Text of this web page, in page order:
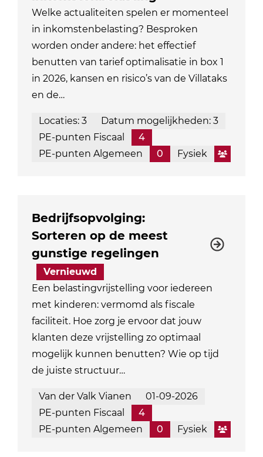
Welke actualiteiten spelen er momenteel
in inkomstenbelasting? Besproken
worden onder andere: het effectief
benutten van tarief optimalisatie in box 1
in 2026, kansen en risico’s van de Villataks
en de…
Locaties: 3
Datum mogelijkheden: 3
PE-punten Fiscaal
4
PE-punten Algemeen
0 Fysiek
Bedrijfsopvolging:
Sorteren op de meest
gunstige regelingen
Vernieuwd
Een belastingvrijstelling voor iedereen
met kinderen: vermomd als fiscale
faciliteit. Hoe zorg je ervoor dat jouw
klanten deze vrijstelling zo optimaal
mogelijk kunnen benutten? Wie op tijd
de juiste structuur…
Van der Valk Vianen
01-09-2026
PE-punten Fiscaal
4
PE-punten Algemeen
0 Fysiek